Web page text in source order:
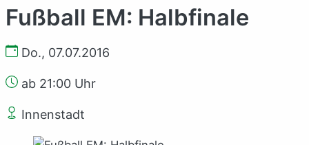
Fußball EM: Halbfinale
Do., 07.07.2016
ab 21:00 Uhr
Innenstadt